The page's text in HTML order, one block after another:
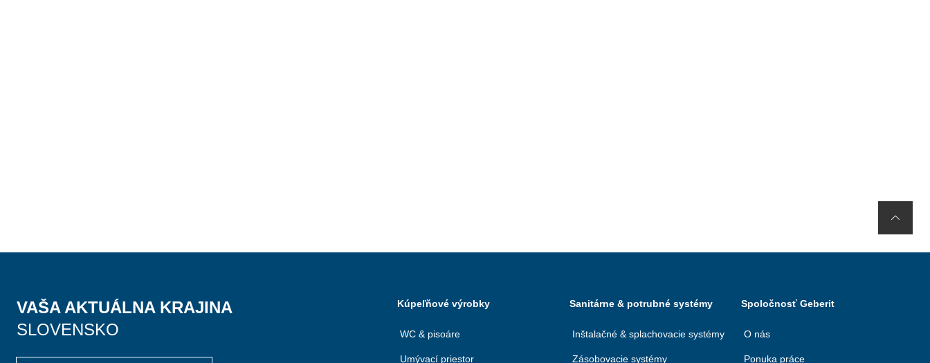
VAŠA AKTUÁLNA KRAJINA
SLOVENSKO
Kúpeľňové výrobky
WC & pisoáre
Umývací priestor
Sanitárne & potrubné systémy
Inštalačné & splachovacie systémy
Zásobovacie systémy
Spoločnosť Geberit
O nás
Ponuka práce